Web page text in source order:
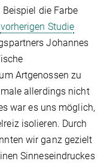
die Farbe
vorherigen Studie
Johannes
Artgenossen zu
allerdings nicht
war es uns möglich,
isolieren. Durch
wir ganz gezielt
Sinneseindruckes